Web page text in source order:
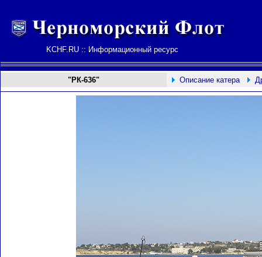
KCHF.RU :: Информационный ресурс
"РК-636" Описание катера